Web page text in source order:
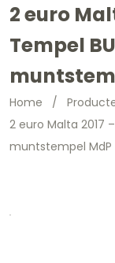
2 euro
Tempel
Home /
2 euro Malta 2017
muntstempel MdP